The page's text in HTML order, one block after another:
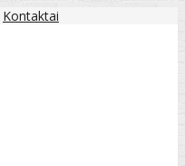
Kontaktai